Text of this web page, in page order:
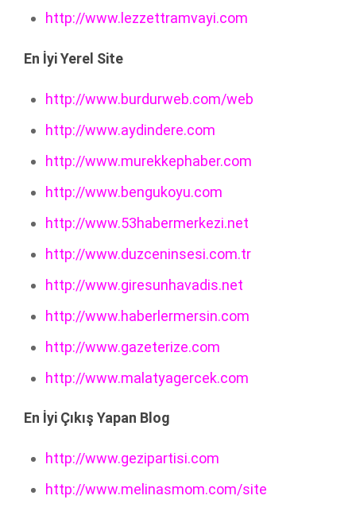
http://www.lezzettramvayi.com
En İyi Yerel Site
http://www.burdurweb.com/web
http://www.aydindere.com
http://www.murekkephaber.com
http://www.bengukoyu.com
http://www.53habermerkezi.net
http://www.duzceninsesi.com.tr
http://www.giresunhavadis.net
http://www.haberlermersin.com
http://www.gazeterize.com
http://www.malatyagercek.com
En İyi Çıkış Yapan Blog
http://www.gezipartisi.com
http://www.melinasmom.com/site